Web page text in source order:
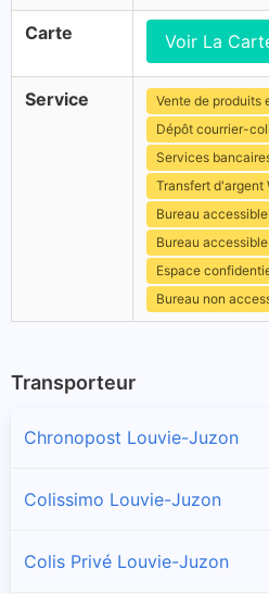
Carte Voir La
Service
Vente de produits
Dépôt courrier-
Services
Transfert d'argent
Bureau
Bureau
Espace
Bureau non
Transporteur
Chronopost Louvie-Juzon
Colissimo Louvie-Juzon
Colis Privé Louvie-Juzon